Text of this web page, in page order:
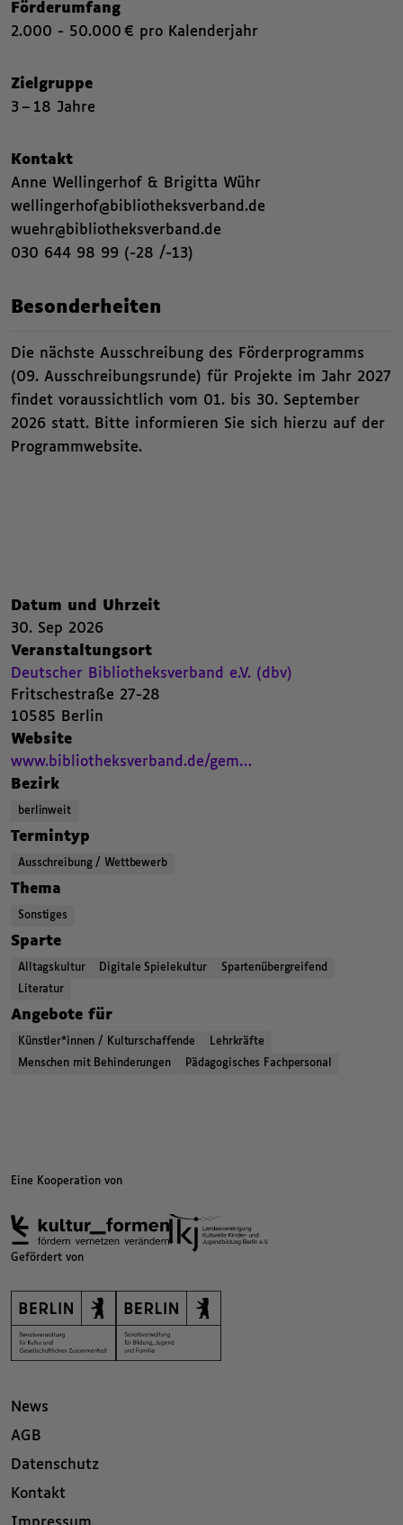
Förderumfang
2.000 - 50.000 € pro Kalenderjahr
Zielgruppe
3 – 18 Jahre
Kontakt
Anne Wellingerhof & Brigitta Wühr
wellingerhof@bibliotheksverband.de
wuehr@bibliotheksverband.de
030 644 98 99 (-28 /-13)
Besonderheiten
Die nächste Ausschreibung des Förderprogramms
(09. Ausschreibungsrunde) für Projekte im Jahr 2027
findet voraussichtlich vom 01. bis 30. September
2026 statt. Bitte informieren Sie sich hierzu auf der
Programmwebsite.
Zusammenfassende
Datum und Uhrzeit,
30. Sep 2026
30. September 2026 ,
,,Veranstaltungsort,
Deutscher Bibliotheksverband e.V. (dbv)
Fritschestraße 27-28
10585 Berlin
Website,
www.bibliotheksverband.de/gem…
Beitrags Webseite. Öffnet einen neuen Browser Tab.
Nachfolgend die Kategorien beziehungsweise Filter des Beitrags.
Bezirk,
berlinweit
,,Termintyp
Ausschreibung / Wettbewerb
,,Thema
Sonstiges
,,Sparte,
Alltagskultur Digitale Spielekultur
Spartenübergreifend
Literatur
Angebote für,
Künstler*innen / Kulturschaffende
Lehrkräfte
Menschen mit Behinderungen
Pädagogisches Fachpersonal
Eine Kooperation von
Gefördert von
News
AGB
Datenschutz
Kontakt